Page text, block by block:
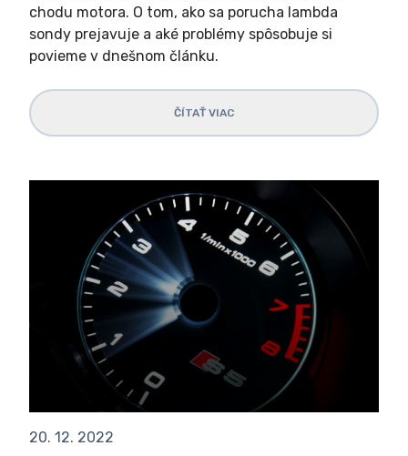
chodu motora. O tom, ako sa porucha lambda
sondy prejavuje a aké problémy spôsobuje si
povieme v dnešnom článku.
ČÍTAŤ VIAC
20. 12. 2022